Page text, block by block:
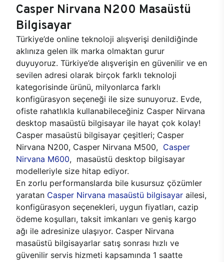
Casper Nirvana N200 Masaüstü
Bilgisayar
Türkiye’de online teknoloji alışverişi denildiğinde
aklınıza gelen ilk marka olmaktan gurur
duyuyoruz. Türkiye’de alışverişin en güvenilir ve en
sevilen adresi olarak birçok farklı teknoloji
kategorisinde ürünü, milyonlarca farklı
konfigürasyon seçeneği ile size sunuyoruz. Evde,
ofiste rahatlıkla kullanabileceğiniz Casper Nirvana
desktop masaüstü bilgisayar ile hayat çok kolay!
Casper masaüstü bilgisayar çeşitleri; Casper
Nirvana N200, Casper Nirvana M500, Casper
Nirvana M600, masaüstü desktop bilgisayar
modelleriyle size hitap ediyor.
En zorlu performanslarda bile kusursuz çözümler
yaratan Casper Nirvana masaüstü bilgisayar ailesi,
konfigürasyon seçenekleri, uygun fiyatları, cazip
ödeme koşulları, taksit imkanları ve geniş kargo
ağı ile adresinize ulaşıyor. Casper Nirvana
masaüstü bilgisayarlar satış sonrası hızlı ve
güvenilir servis hizmeti kapsamında 1 saatte